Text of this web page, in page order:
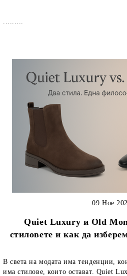
Quiet Luxury и Old
стиловете и как да
09 Ное
В света на модата има тенденции,
има стилове, които остават. Quiet